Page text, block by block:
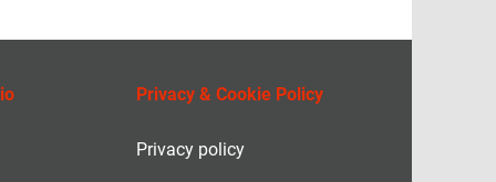
Privacy & Cookie Policy
Privacy policy